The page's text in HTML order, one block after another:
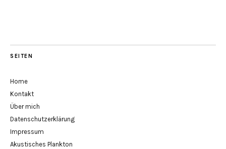
SEITEN
Home
Kontakt
Über mich
Datenschutzerklärung
Impressum
Akustisches Plankton